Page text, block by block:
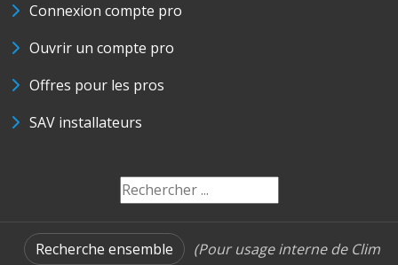
Connexion compte pro
Ouvrir un compte pro
Offres pour les pros
SAV installateurs
Recherche ensemble (Pour usage interne de Clim